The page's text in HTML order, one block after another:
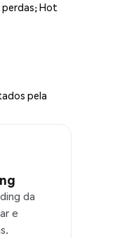
perdas; Hot
pela
da
e